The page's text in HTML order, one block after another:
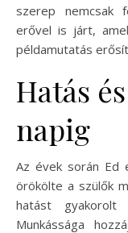
szerep nemcsak
erővel is járt,
példamutatás
Hatás
napig
Az évek során Ed
örökölte a szülők
hatást gyakorolt
Munkássága